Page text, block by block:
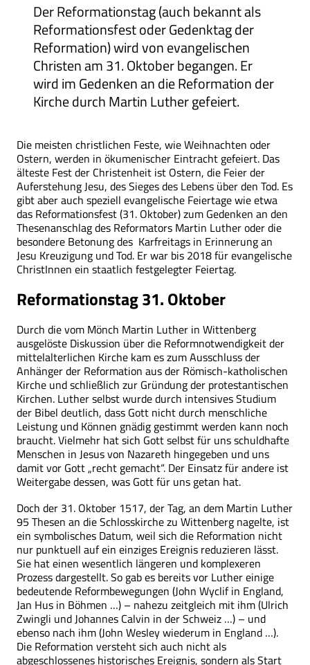
Der Reformationstag (auch bekannt als
Reformationsfest oder Gedenktag der
Reformation) wird von evangelischen
Christen am 31. Oktober begangen. Er
wird im Gedenken an die Reformation der
Kirche durch Martin Luther gefeiert.
Die meisten christlichen Feste, wie Weihnachten oder
Ostern, werden in ökumenischer Eintracht gefeiert. Das
älteste Fest der Christenheit ist Ostern, die Feier der
Auferstehung Jesu, des Sieges des Lebens über den Tod. Es
gibt aber auch speziell evangelische Feiertage wie etwa
das Reformationsfest (31. Oktober) zum Gedenken an den
Thesenanschlag des Reformators Martin Luther oder die
besondere Betonung des Karfreitags in Erinnerung an
Jesu Kreuzigung und Tod. Er war bis 2018 für evangelische
ChristInnen ein staatlich festgelegter Feiertag.
Reformationstag 31. Oktober
Durch die vom Mönch Martin Luther in Wittenberg
ausgelöste Diskussion über die Reformnotwendigkeit der
mittelalterlichen Kirche kam es zum Ausschluss der
Anhänger der Reformation aus der Römisch-katholischen
Kirche und schließlich zur Gründung der protestantischen
Kirchen. Luther selbst wurde durch intensives Studium
der Bibel deutlich, dass Gott nicht durch menschliche
Leistung und Können gnädig gestimmt werden kann noch
braucht. Vielmehr hat sich Gott selbst für uns schuldhafte
Menschen in Jesus von Nazareth hingegeben und uns
damit vor Gott „recht gemacht“. Der Einsatz für andere ist
Weitergabe dessen, was Gott für uns getan hat.
Doch der 31. Oktober 1517, der Tag, an dem Martin Luther
95 Thesen an die Schlosskirche zu Wittenberg nagelte, ist
ein symbolisches Datum, weil sich die Reformation nicht
nur punktuell auf ein einziges Ereignis reduzieren lässt.
Sie hat einen wesentlich längeren und komplexeren
Prozess dargestellt. So gab es bereits vor Luther einige
bedeutende Reformbewegungen (John Wyclif in England,
Jan Hus in Böhmen …) – nahezu zeitgleich mit ihm (Ulrich
Zwingli und Johannes Calvin in der Schweiz …) – und
ebenso nach ihm (John Wesley wiederum in England …).
Die Reformation versteht sich auch nicht als
abgeschlossenes historisches Ereignis, sondern als Start